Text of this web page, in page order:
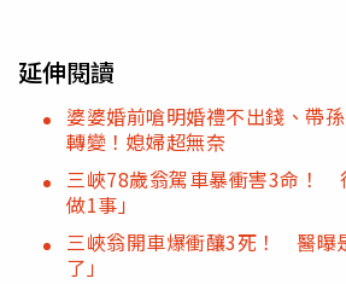
延伸閱讀
婆婆婚前嗆明婚禮不出錢、帶
轉變！媳婦超無奈
三峽78歲翁駕車暴衝害3命！
做1事」
三峽翁開車爆衝釀3死！ 醫曝
了」